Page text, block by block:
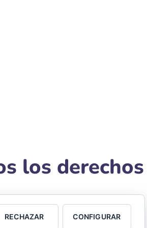
los derechos
RECHAZAR CONFIGURAR